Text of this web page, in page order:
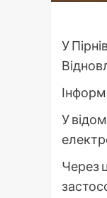
У
У
Через